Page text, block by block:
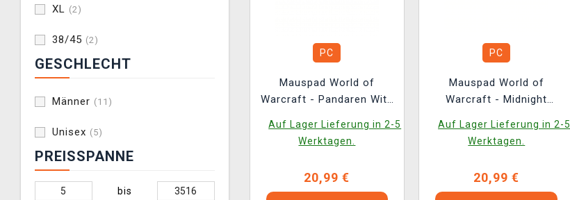
XL (2)
38/45 (2)
GESCHLECHT
Männer (11)
Unisex (5)
PREISSPANNE
bis
PC
Mauspad World of
Warcraft - Pandaren With
Auf Lager Lieferung in 2-5
Werktagen.
20,99 €
PC
Mauspad World of
Warcraft - Midnight
Auf Lager Lieferung in 2-5
Werktagen.
20,99 €